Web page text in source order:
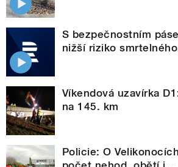
S bezpečnostním
nižší riziko
Víkendová uzavírka
na 145. km
Policie: O